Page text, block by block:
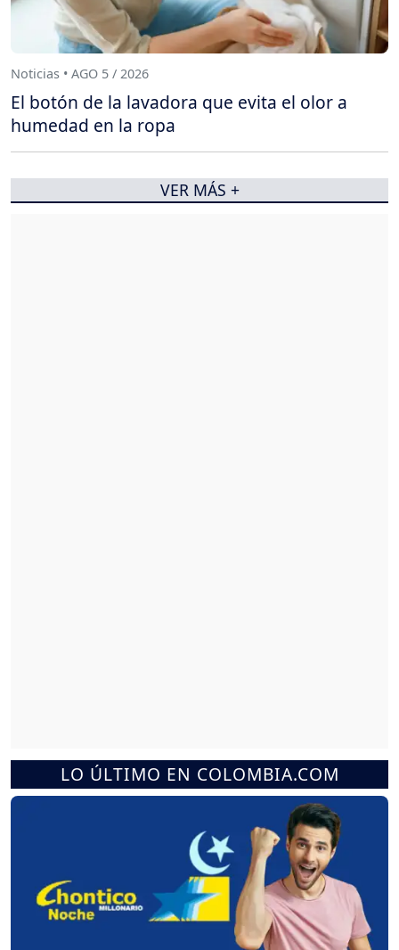
LO ÚLTIMO EN COLOMBIA.COM
Noticias • AGO 5 / 2026
El botón de la lavadora que evita el olor a
humedad en la ropa
VER MÁS +